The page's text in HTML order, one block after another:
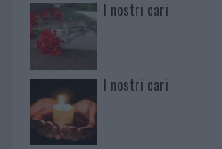
I nostri cari
I nostri cari